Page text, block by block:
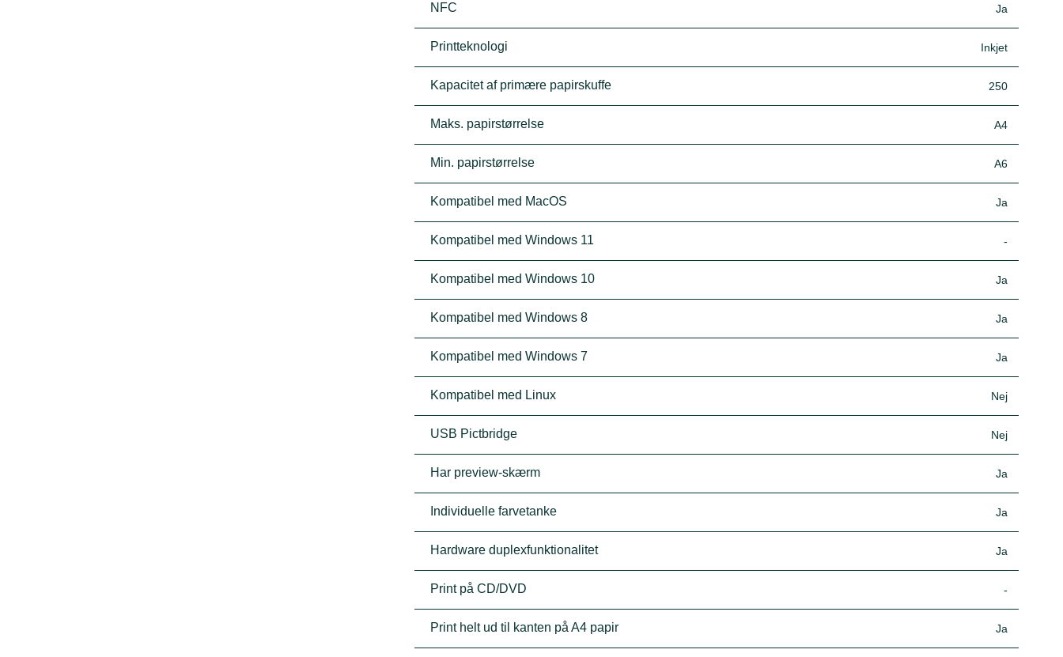
NFC Ja
Printteknologi Inkjet
Kapacitet af primære papirskuffe 250
Maks. papirstørrelse A4
Min. papirstørrelse A6
Kompatibel med MacOS Ja
Kompatibel med Windows 11 -
Kompatibel med Windows 10 Ja
Kompatibel med Windows 8 Ja
Kompatibel med Windows 7 Ja
Kompatibel med Linux Nej
USB Pictbridge Nej
Har preview-skærm Ja
Individuelle farvetanke Ja
Hardware duplexfunktionalitet Ja
Print på CD/DVD -
Print helt ud til kanten på A4 papir Ja